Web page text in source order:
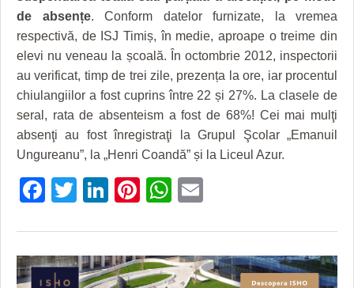
de absențe. Conform datelor furnizate, la vremea
respectivă, de ISJ Timiș, în medie, aproape o treime din
elevi nu veneau la școală. În octombrie 2012, inspectorii
au verificat, timp de trei zile, prezența la ore, iar procentul
chiulangiilor a fost cuprins între 22 și 27%. La clasele de
seral, rata de absenteism a fost de 68%! Cei mai mulţi
absenţi au fost înregistraţi la Grupul Şcolar „Emanuil
Ungureanu”, la „Henri Coandă” și la Liceul Azur.
Facebook
Twitter
LinkedIn
Pinterest
WhatsApp